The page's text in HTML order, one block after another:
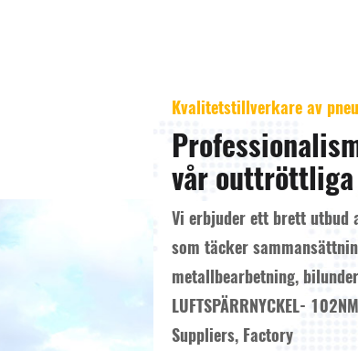
Kvalitetstillverkare av
vår outtröttliga
Vi erbjuder ett brett utbud
som täcker
metallbearbetning,
LUFTSPÄRRNYCKEL-
Suppliers, Factory